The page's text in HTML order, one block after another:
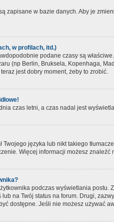
zapisane w bazie danych. Aby je
w profilach, itd.)
podane czasy są
(np Berlin, Bruksela, Kopenhaga,
jest dobry moment, żeby to zrobić.
czas letni, a czas nadal jest
języka lub nikt takiego
Więcej informacji możesz
podczas wyświetlania
na Twój status na forum. Drugi,
dostępne. Jeśli nie możesz używać